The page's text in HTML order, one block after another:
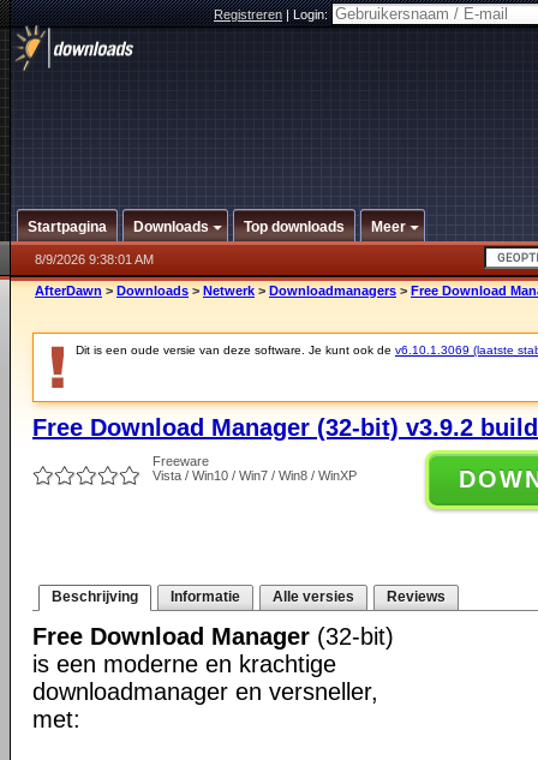
Registreren|Login:
Startpagina Downloads Top downloads Meer
8/9/2026 9:38:01 AM
AfterDawn > Downloads > Netwerk > Downloadmanagers > Free Download
Dit is een oude versie van deze software. Je kunt ook de v6.10.1.3069 (laatste
Free Download Manager (32-bit) v3.9.2
Freeware
Vista / Win10 / Win7 / Win8 / WinXP
Beschrijving Informatie Alle versies Reviews
Free Download Manager (32-bit)
is een moderne en krachtige
downloadmanager en versneller,
met: